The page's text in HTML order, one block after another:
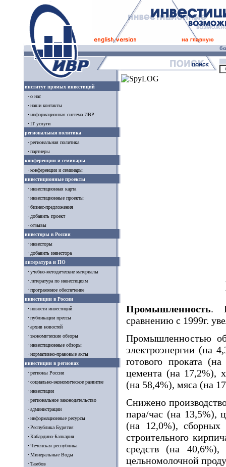
институт прямых инвестиций
о нас
наши контакты
информационная система ИВР
IT услуги
региональная политика
региональная политика
партнеры
конференции и семинары
конференции и семинары
инвестиционные проекты
инвестиционная карта
инвестиционные проекты
бизнес-предложения
добавить проект
отзывы
инвесторы в России
инвесторы
добавить инвестора
литература и ПО
учебно-методические материалы
литература по инвестициям
программное обеспечение
инвестиции в России
новости инвестиций
публикации прессы
архив новостей
экономические обзоры
инвестиционные обзоры
нормативно-правовые акты
инвестиции в регионах
регионы России
социально-экономическое развитие
инвестиции
региональное законодательство
администрации
информационные ресурсы
Республика Бурятия
Кабардино-Балкария
Чеченская республика
Минеральные Воды
Тамбов
Промышленность.
сравнению с 1999г.
Промышленностью
электроэнергии (на
готового проката
цемента (на 17,2%),
(на 58,4%), мяса (на
Снижено
пара/час (на 13,5%),
(на 12,0%), сборных
строительного
средств (на
цельномолочной